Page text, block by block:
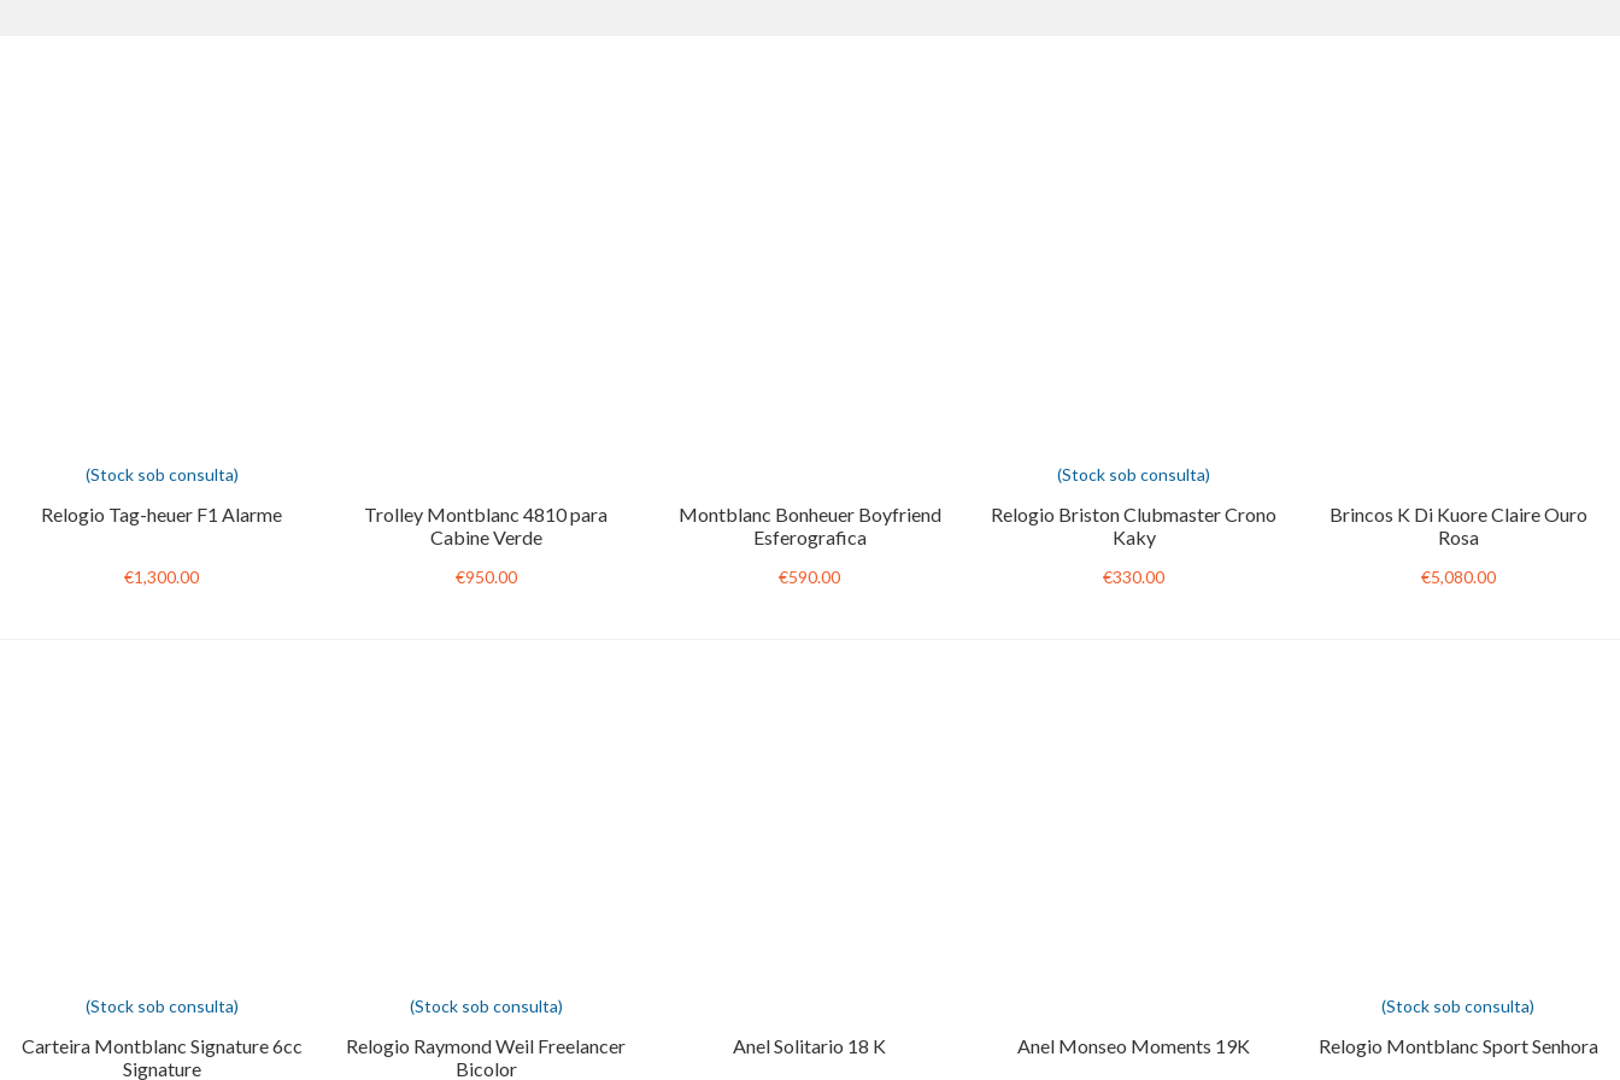
(Stock sob consulta)
Relogio Tag-heuer F1 Alarme
€1,300.00
Trolley Montblanc 4810 para
Cabine Verde
€950.00
Montblanc Bonheuer Boyfriend
Esferografica
€590.00
(Stock sob consulta)
Relogio Briston Clubmaster Crono
Kaky
€330.00
Brincos K Di Kuore Claire Ouro
Rosa
€5,080.00
(Stock sob consulta)
Carteira Montblanc Signature 6cc
Signature
(Stock sob consulta)
Relogio Raymond Weil Freelancer
Bicolor
Anel Solitario 18 K Anel Monseo Moments 19K
(Stock sob consulta)
Relogio Montblanc Sport Senhora